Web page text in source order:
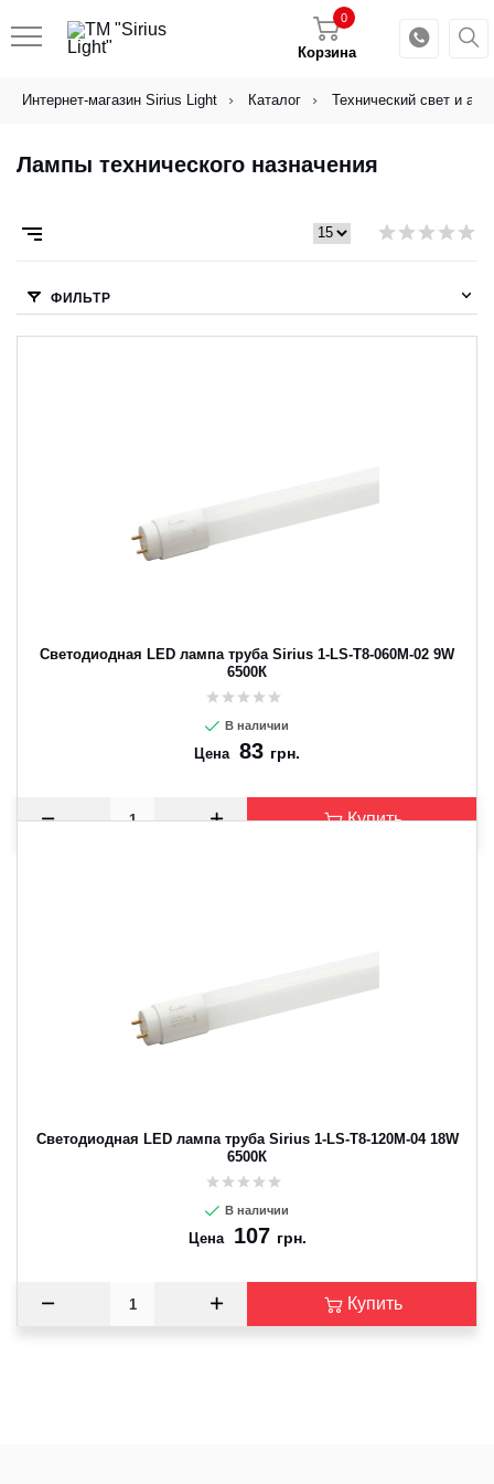
Корзина
0
Интернет-магазин Sirius Light Каталог Технический свет и
Лампы технического назначения
ФИЛЬТР
Светодиодная LED лампа труба Sirius 1-LS-T8-060M-02 9W
6500К
В наличии
Цена 83 грн.
Купить
Светодиодная LED лампа труба Sirius 1-LS-T8-120M-04 18W
6500К
В наличии
Цена 107 грн.
Купить